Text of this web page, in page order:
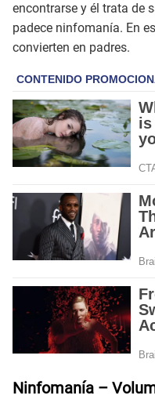
encontrarse y él trata de
padece ninfomanía. En
convierten en padres.
Ninfomanía –